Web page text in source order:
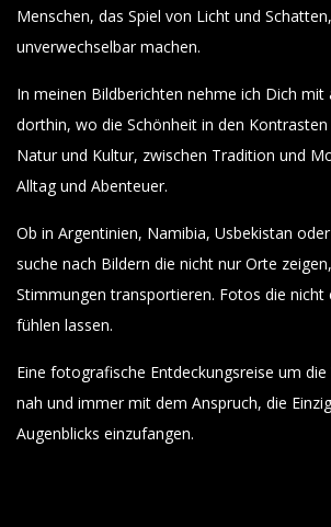
Menschen, das Spiel von Licht und
unverwechselbar machen.
In meinen Bildberichten nehme ich Dich mit
dorthin, wo die Schönheit in den Kontrasten
Natur und Kultur, zwischen Tradition und
Alltag und Abenteuer.
Ob in Argentinien, Namibia, Usbekistan
suche nach Bildern die nicht nur Orte
Stimmungen transportieren. Fotos die nicht
fühlen lassen.
Eine fotografische Entdeckungsreise um
nah und immer mit dem Anspruch, die
Augenblicks einzufangen.